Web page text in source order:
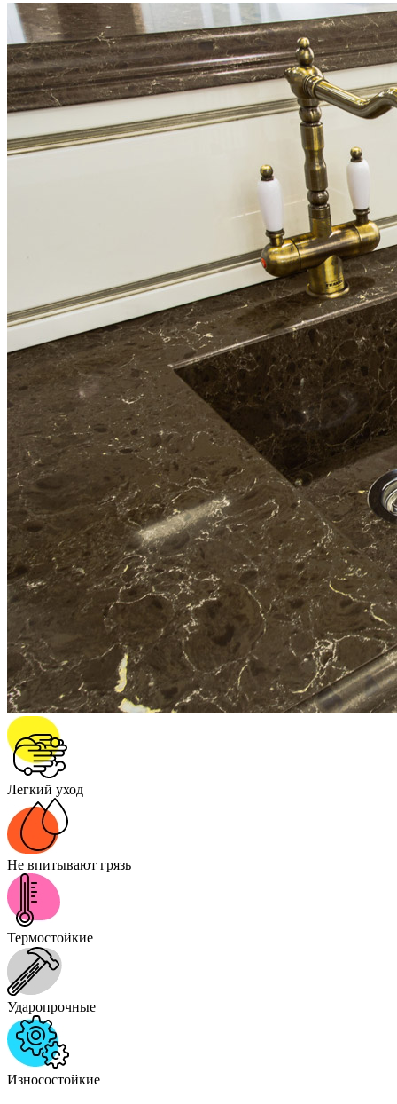
Легкий уход
Не впитывают грязь
Термостойкие
Ударопрочные
Износостойкие